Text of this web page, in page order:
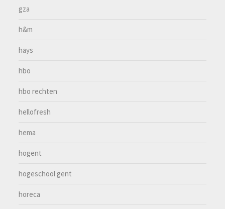
gza
h&m
hays
hbo
hbo rechten
hellofresh
hema
hogent
hogeschool gent
horeca